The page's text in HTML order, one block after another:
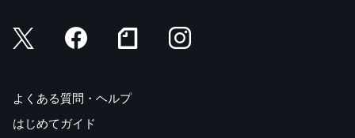
よくある質問・ヘルプ
はじめてガイド